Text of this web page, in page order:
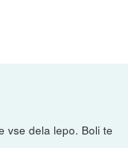
vse dela lepo. Boli te